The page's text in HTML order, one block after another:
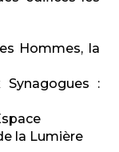
Hommes, la
:
la Lumière